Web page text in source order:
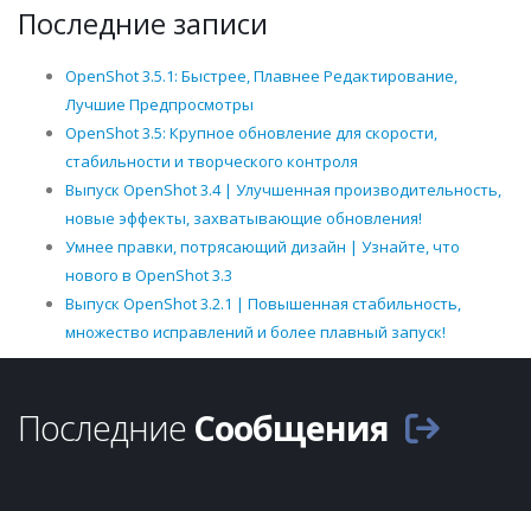
Последние записи
OpenShot 3.5.1: Быстрее, Плавнее Редактирование,
Лучшие Предпросмотры
OpenShot 3.5: Крупное обновление для скорости,
стабильности и творческого контроля
Выпуск OpenShot 3.4 | Улучшенная производительность,
новые эффекты, захватывающие обновления!
Умнее правки, потрясающий дизайн | Узнайте, что
нового в OpenShot 3.3
Выпуск OpenShot 3.2.1 | Повышенная стабильность,
множество исправлений и более плавный запуск!
Последние Сообщения